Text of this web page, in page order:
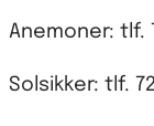
Anemoner: tlf.
Solsikker: tlf.